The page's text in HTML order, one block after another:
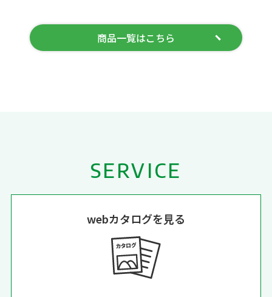
商品一覧はこちら
SERVICE
webカタログを見る